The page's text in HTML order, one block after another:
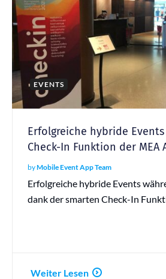
EVENTS
Erfolgreiche hybride
Check-In Funktion der MEA
byMobile Event App Team
Erfolgreiche hybride Events
dank der smarten Check-In
Weiter Lesen